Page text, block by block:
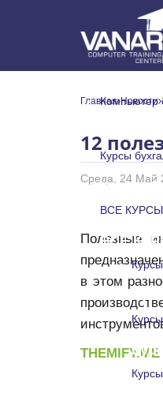
Компьютер
Курсы
Курсы
ВСЕ КУРСЫ
ВСЕ
Главная Новости
12
Среда, 24 Май
Полезные
в этом